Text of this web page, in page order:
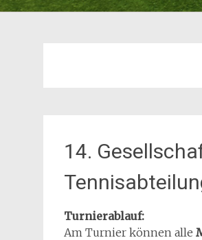
14.
Turnierablauf:
Am Turnier können alle